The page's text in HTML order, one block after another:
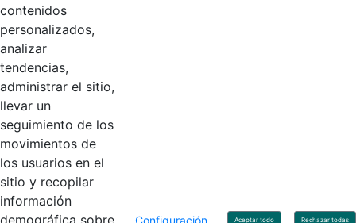
Torre 1 (Aire) - Piso 15, Bogotá D.C., Colombia
Código Postal: 111071
Linkedin
Contacto
Línea de servicio al ciudadano: +57(601) 492 64 00
Correo Institucional:
Correo de notificaciones judiciales:
contenidos
personalizados,
analizar
tendencias,
administrar el sitio,
llevar un
seguimiento de los
movimientos de
los usuarios en el
sitio y recopilar
información
demográfica sobre
Configuración Aceptar todo Rechazar todas